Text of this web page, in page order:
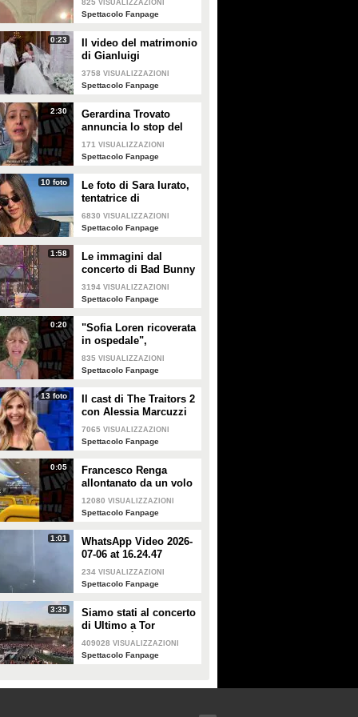
Enrico
825 VISUALIZZAZIONI
Spettacolo Fanpage
0:23
Il video del matrimonio
di Gianluigi
Donnarumma e Alessia
Elefante
3758 VISUALIZZAZIONI
Spettacolo Fanpage
2:30
Gerardina Trovato
annuncia lo stop del
tour per problemi di
salute
171 VISUALIZZAZIONI
Spettacolo Fanpage
10 foto
Le foto di Sara Iurato,
tentatrice di
Temptation Island 2026
6830 VISUALIZZAZIONI
Spettacolo Fanpage
1:58
Le immagini dal
concerto di Bad Bunny
a Milano
3194 VISUALIZZAZIONI
Spettacolo Fanpage
0:20
"Sofia Loren ricoverata
in ospedale",
Alessandra Mussolini
smentisce: "È serena e
835 VISUALIZZAZIONI
Spettacolo Fanpage
13 foto
Il cast di The Traitors 2
con Alessia Marcuzzi
7065 VISUALIZZAZIONI
Spettacolo Fanpage
0:05
Francesco Renga
allontanato da un volo
Ryanair dopo una
discussione con gli
12080 VISUALIZZAZIONI
Spettacolo Fanpage
1:01
WhatsApp Video 2026-
07-06 at 16.24.47
234 VISUALIZZAZIONI
Spettacolo Fanpage
3:35
Siamo stati al concerto
di Ultimo a Tor
Vergata: "È il giorno
che aspettavo, questa è
409028 VISUALIZZAZIONI
Spettacolo Fanpage